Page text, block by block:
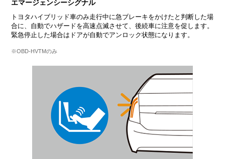
エマージェンシーシグナル
トヨタハイブリッド車のみ走行中に急ブレーキをかけたと判断した場
合に、自動でハザードを高速点滅させて、後続車に注意を促します。
緊急停止した場合はドアが自動でアンロック状態になります。
※OBD-HVTMのみ